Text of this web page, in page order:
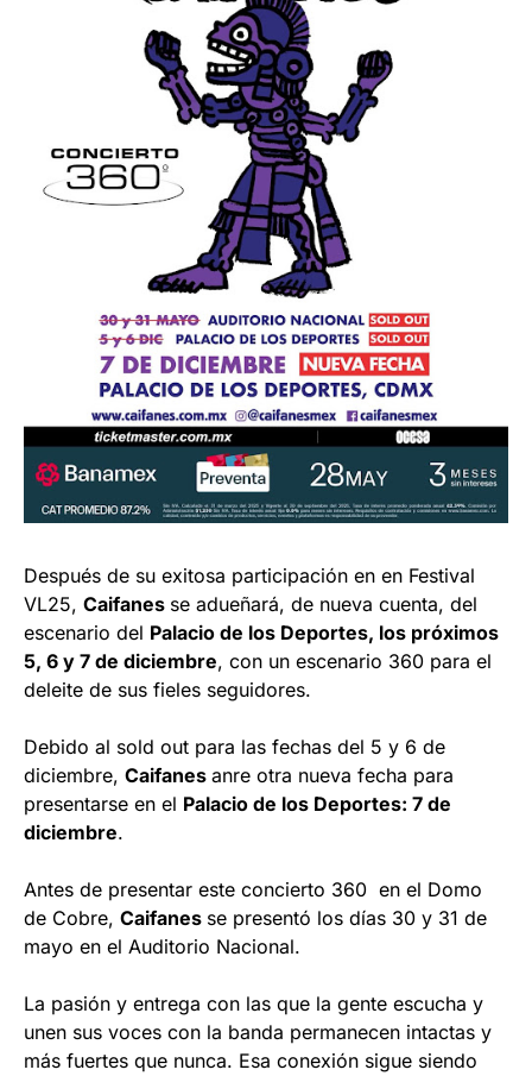
Después de su exitosa participación en en Festival
VL25, Caifanes se adueñará, de nueva cuenta, del
escenario del Palacio de los Deportes, los próximos
5, 6 y 7 de diciembre, con un escenario 360 para el
deleite de sus fieles seguidores.
Debido al sold out para las fechas del 5 y 6 de
diciembre, Caifanes anre otra nueva fecha para
presentarse en el Palacio de los Deportes: 7 de
diciembre.
Antes de presentar este concierto 360 en el Domo
de Cobre, Caifanes se presentó los días 30 y 31 de
mayo en el Auditorio Nacional.
La pasión y entrega con las que la gente escucha y
unen sus voces con la banda permanecen intactas y
más fuertes que nunca. Esa conexión sigue siendo